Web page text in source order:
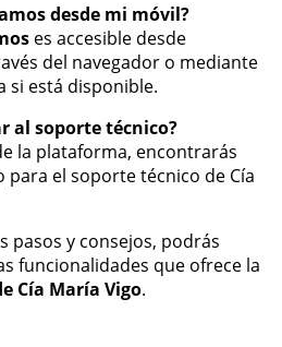
desde mi móvil?
es accesible desde
del navegador o mediante
si está disponible.
al soporte técnico?
la plataforma, encontrarás
el soporte técnico de Cía
pasos y consejos, podrás
funcionalidades que ofrece la
Cía María Vigo.